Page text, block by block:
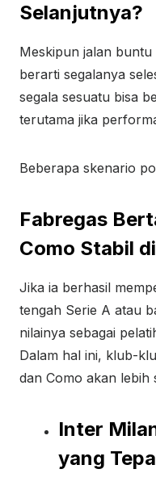
Selanjutnya?
Meskipun jalan
berarti segalanya
segala sesuatu bisa
terutama jika
Beberapa skenario
Fabregas
Como Stabil
Jika ia berhasil
tengah Serie A atau
nilainya sebagai
Dalam hal ini, klub-
dan Como akan lebih
Inter
yang